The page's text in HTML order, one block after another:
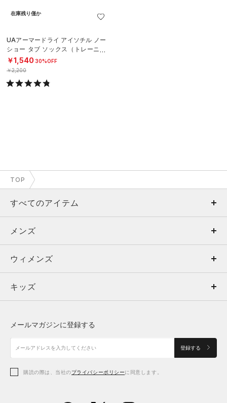
在庫残り僅か
UAアーマードライ アイソチル ノー
ショー タブ ソックス（トレーニン
グ/UNISEX）
￥1,540 30%OFF
￥2,200
TOP
すべてのアイテム
メンズ
ウィメンズ
キッズ
アクセサリー
メンズ
トップス
ボトムス
アクセサリー
ウィメンズ
トップス
シューズ
アクセサリー
キッズ
シューズ
メールマガジンに登録する
登録する
購読の際は、当社のプライバシーポリシーに同意します。